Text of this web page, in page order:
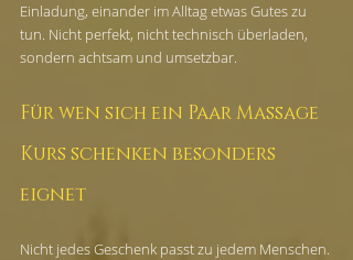
Einladung, einander im Alltag etwas Gutes zu
tun. Nicht perfekt, nicht technisch überladen,
sondern achtsam und umsetzbar.
Für wen sich ein Paar Massage
Kurs schenken besonders
eignet
Nicht jedes Geschenk passt zu jedem Menschen.